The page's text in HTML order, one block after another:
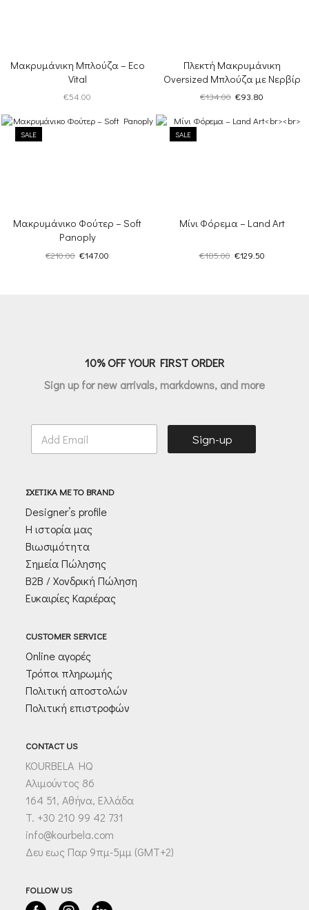
Μακρυμάνικη Μπλούζα – Eco
Vital
€54.00
Πλεκτή Μακρυμάνικη
Oversized Μπλούζα με Νερβίρ
Μπροστά – Inner Sanctum
€134.00 Original
was:
€93.80
τιμή
SALE
Μακρυμάνικο Φούτερ – Soft
Panoply
€210.00 Original
€147.00
SALE
Μίνι Φόρεμα – Land Art
€185.00 Original
€129.50Η
10% OFF YOUR FIRST ORDER
Sign up for new arrivals, markdowns, and more
E
a
*
Sign-up
ΣΧΕΤΙΚΑ ΜΕ ΤΟ BRAND
Designer’s profile
Η ιστορία μας
Βιωσιμότητα
Σημεία Πώλησης
Β2Β / Χονδρική Πώληση
Ευκαιρίες Καριέρας
CUSTOMER SERVICE
Online αγορές
Τρόποι πληρωμής
Πολιτική αποστολών
Πολιτική επιστροφών
CONTACT US
KOURBELA HQ
Αλιμούντος 86
164 51, Αθήνα, Ελλάδα
T. +30 210 99 42 731
info@kourbela.com
Δευ εως Παρ 9πμ-5μμ (GMT+2)
FOLLOW US